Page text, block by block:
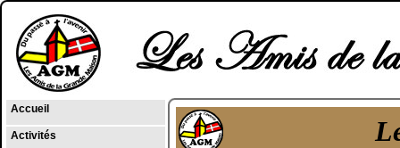
Accueil
Activités